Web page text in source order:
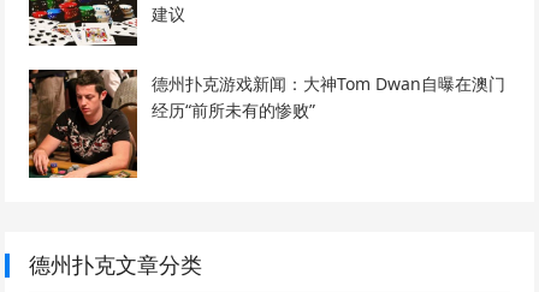
建议
德州扑克游戏新闻：大神Tom Dwan自曝在澳门
经历“前所未有的惨败”
德州扑克文章分类